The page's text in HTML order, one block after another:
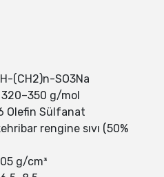
(CH2)n-SO3Na
320–350 g/mol
Olefin Sülfanat
rengine sıvı (50%
g/cm³